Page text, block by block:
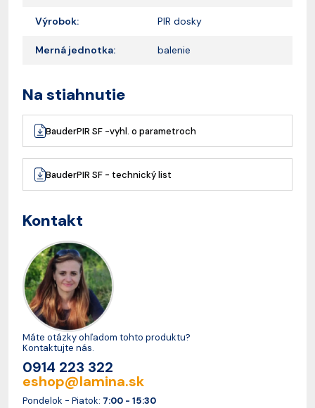
Výrobok: PIR dosky
Merná jednotka: balenie
Na stiahnutie
BauderPIR SF -vyhl. o parametroch
BauderPIR SF - technický list
Kontakt
Máte otázky ohľadom tohto produktu?
Kontaktujte nás.
0914 223 322
eshop@lamina.sk
Pondelok - Piatok: 7:00 - 15:30